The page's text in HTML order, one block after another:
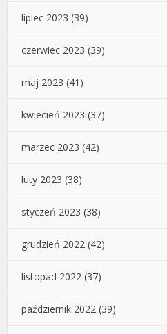
lipiec 2023 (39)
czerwiec 2023 (39)
maj 2023 (41)
kwiecień 2023 (37)
marzec 2023 (42)
luty 2023 (38)
styczeń 2023 (38)
grudzień 2022 (42)
listopad 2022 (37)
październik 2022 (39)